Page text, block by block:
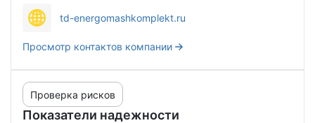
td-energomashkomplekt.ru
Просмотр контактов компании
Показатели надежности
Проверка рисков